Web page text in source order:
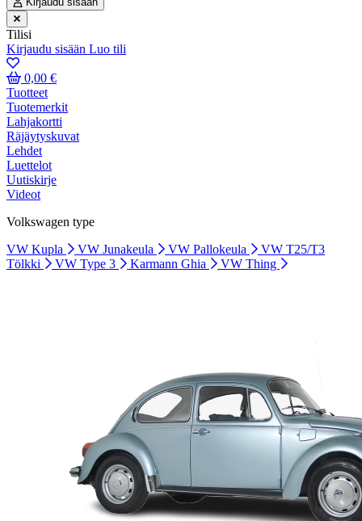
Tilisi
Kirjaudu sisään Luo tili
0,00 €
Tuotteet
Tuotemerkit
Lahjakortti
Räjäytyskuvat
Lehdet
Luettelot
Uutiskirje
Videot
Volkswagen type
VW Kupla
VW Junakeula VW Pallokeula
VW T25/T3
Tölkki
VW Type 3 Karmann Ghia VW Thing